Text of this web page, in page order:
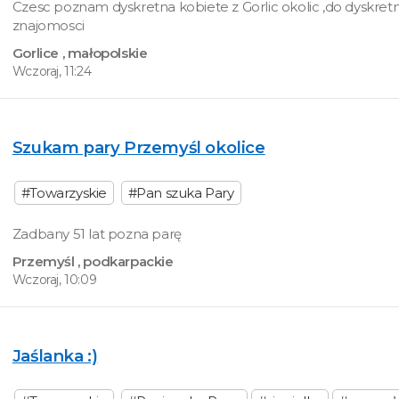
Czesc poznam dyskretna kobiete z Gorlic okolic ,do
znajomosci
Gorlice , małopolskie
Wczoraj, 11:24
Szukam pary Przemyśl okolice
#Towarzyskie #Pan szuka Pary
Zadbany 51 lat pozna parę
Przemyśl , podkarpackie
Wczoraj, 10:09
Jaślanka :)